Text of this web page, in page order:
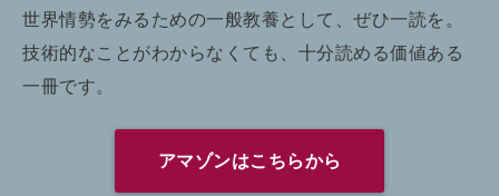
世界情勢をみるための一般教養として、ぜひ一読を。
技術的なことがわからなくても、十分読める価値ある
一冊です。
アマゾンはこちらから